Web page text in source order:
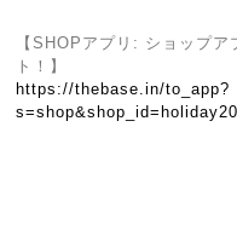
【SHOPアプリ: ショップ
ト！】
https://thebase.in/to_app?